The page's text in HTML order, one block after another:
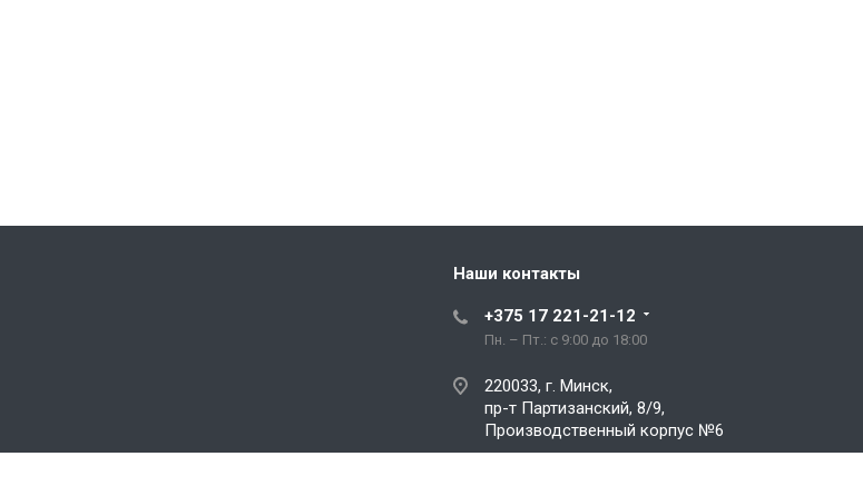
Наши контакты
+375 17 221-21-12
Пн. – Пт.: с 9:00 до 18:00
220033, г. Минск,
пр-т Партизанский, 8/9,
Производственный корпус №6